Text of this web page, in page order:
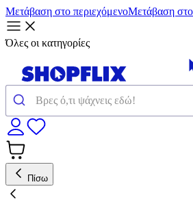
Μετάβαση στο περιεχόμενοΜετάβαση
Όλες οι κατηγορίες
Πίσω